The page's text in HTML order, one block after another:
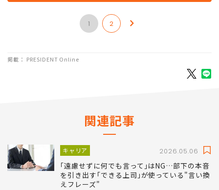
1 2
掲載： PRESIDENT Online
関連記事
キャリア 2026.05.06
｢遠慮せずに何でも言って｣はNG…部下の本音
を引き出す｢できる上司｣が使っている"言い換
えフレーズ"